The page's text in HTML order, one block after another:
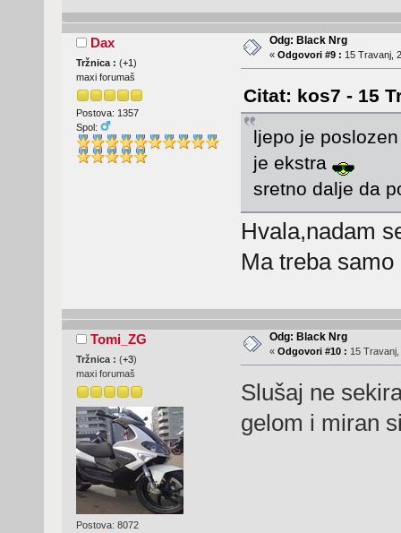
Dax
Tržnica : (+1)
maxi forumaš
Postova: 1357
Spol:
Odg: Black Nrg
« Odgovori #9 : 15 Travanj,
Citat: kos7 - 15
ljepo je
je ekstra
sretno dalje da
Hvala,nadam
Ma treba
Tomi_ZG
Tržnica : (+3)
maxi forumaš
Postova: 8072
Odg: Black Nrg
« Odgovori #10 : 15
Slušaj ne
gelom i miran